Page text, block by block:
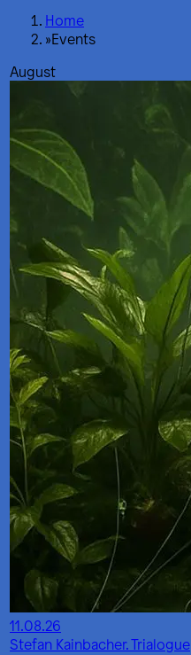
Home
»Events
August
11.08.26
Stefan Kainbacher. Trialogue